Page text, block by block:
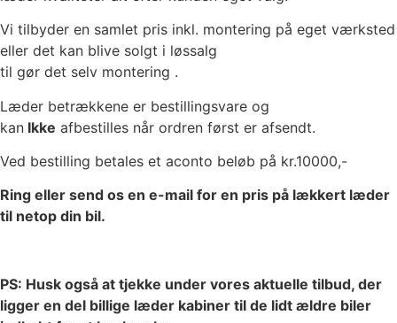
Vi tilbyder en samlet pris inkl. montering på eget værksted
eller det kan blive solgt i løssalg
til gør det selv montering .
Læder betrækkene er bestillingsvare og
kan Ikke afbestilles når ordren først er afsendt.
Ved bestilling betales et aconto beløb på kr.10000,-
Ring eller send os en e-mail for en pris på lækkert læder
til netop din bil.
PS: Husk også at tjekke under vores aktuelle tilbud, der
ligger en del billige læder kabiner til de lidt ældre biler